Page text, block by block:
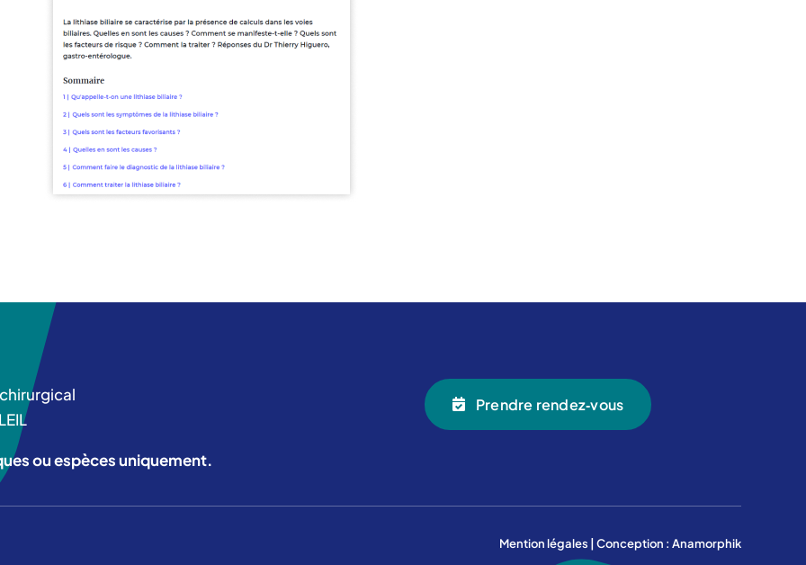
ou espèces uniquement.
Prendre rendez‑vous
Mention légales | Conception :Anamorphik